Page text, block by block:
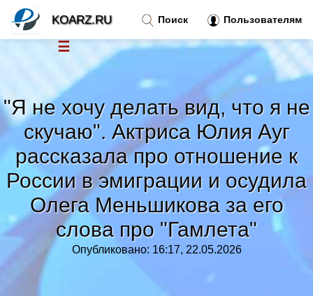
"Я не хочу делать вид, что я не
скучаю". Актриса Юлия Ауг
рассказала про отношение к
России в эмиграции и осудила
Олега Меньшикова за его
слова про "Гамлета"
Опубликовано: 16:17, 22.05.2026
Поиск Пользователям
KOARZ.RU
☰
Тренды новостей»
Рубрики»
Правила
Контакт »